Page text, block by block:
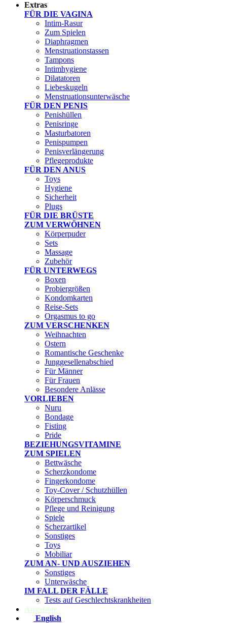
Extras
FÜR DIE VAGINA
Intim-Rasur
Zum Spielen
Diaphragmen
Menstruationstassen
Tampons
Intimhygiene
Dilatatoren
Liebeskugeln
Menstruationsunterwäsche
FÜR DEN PENIS
Penishüllen
Penisringe
Masturbatoren
Penispumpen
Penisverlängerung
Pflegeprodukte
FÜR DEN ANUS
Toys
Hygiene
Sicherheit
Plugs
FÜR DIE BRÜSTE
ZUM VERWÖHNEN
Körperpuder
Sets
Massage
Zubehör
FÜR UNTERWEGS
Boxen
Probiergrößen
Kondomkarten
Reise-Sets
Orgasmus to go
ZUM VERSCHENKEN
Weihnachten
Ostern
Romantische Geschenke
Junggesellenabschied
Für Männer
Für Frauen
Besondere Anlässe
VORLIEBEN
Nuru
Bondage
Fisting
Pride
BEZIEHUNGSVITAMINE
ZUM SPIELEN
Bettwäsche
Scherzkondome
Fingerkondome
Toy-Cover / Schutzhüllen
Körperschmuck
Pflege und Reinigung
Spiele
Scherzartikel
Sonstiges
Toys
Mobiliar
ZUM AN- UND AUSZIEHEN
Sonstiges
Unterwäsche
IM FALL DER FÄLLE
Tests auf Geschlechtskrankheiten
Angebote
English